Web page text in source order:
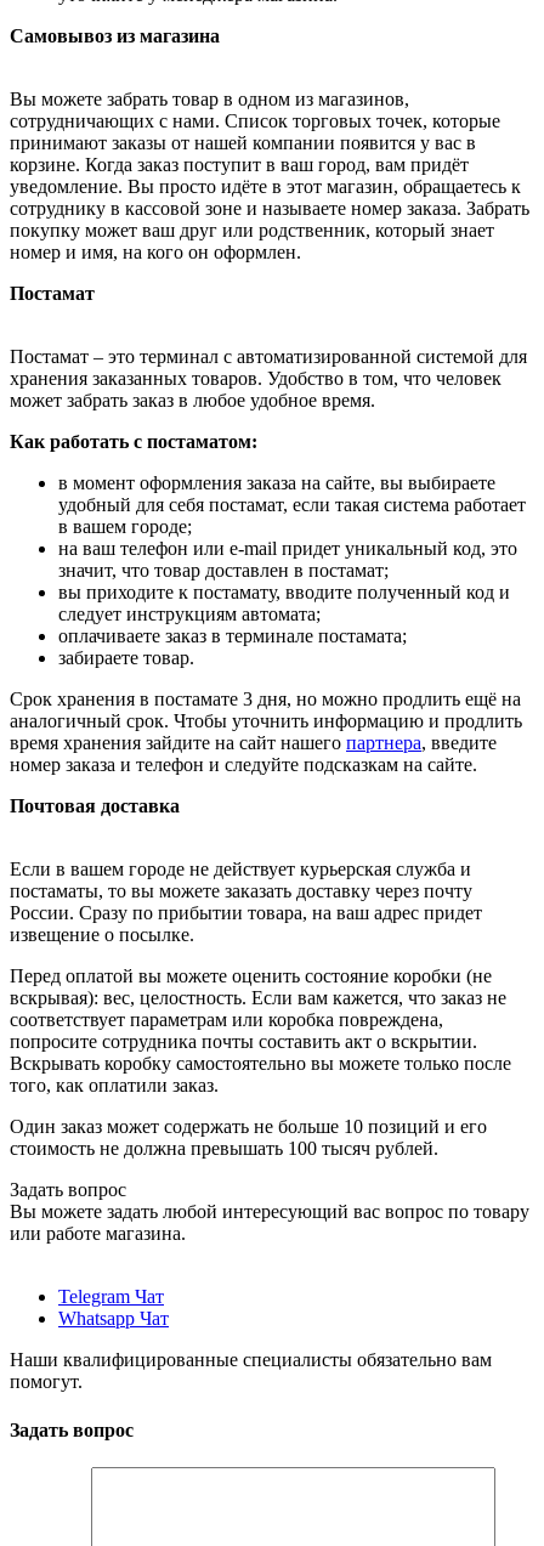
Самовывоз из магазина
Вы можете забрать товар в одном из магазинов,
сотрудничающих с нами. Список торговых точек, которые
принимают заказы от нашей компании появится у вас в
корзине. Когда заказ поступит в ваш город, вам придёт
уведомление. Вы просто идёте в этот магазин, обращаетесь к
сотруднику в кассовой зоне и называете номер заказа. Забрать
покупку может ваш друг или родственник, который знает
номер и имя, на кого он оформлен.
Постамат
Постамат – это терминал с автоматизированной системой для
хранения заказанных товаров. Удобство в том, что человек
может забрать заказ в любое удобное время.
Как работать с постаматом:
в момент оформления заказа на сайте, вы выбираете
удобный для себя постамат, если такая система работает
в вашем городе;
на ваш телефон или e-mail придет уникальный код, это
значит, что товар доставлен в постамат;
вы приходите к постамату, вводите полученный код и
следует инструкциям автомата;
оплачиваете заказ в терминале постамата;
забираете товар.
Срок хранения в постамате 3 дня, но можно продлить ещё на
аналогичный срок. Чтобы уточнить информацию и продлить
время хранения зайдите на сайт нашего партнера, введите
номер заказа и телефон и следуйте подсказкам на сайте.
Почтовая доставка
Если в вашем городе не действует курьерская служба и
постаматы, то вы можете заказать доставку через почту
России. Сразу по прибытии товара, на ваш адрес придет
извещение о посылке.
Перед оплатой вы можете оценить состояние коробки (не
вскрывая): вес, целостность. Если вам кажется, что заказ не
соответствует параметрам или коробка повреждена,
попросите сотрудника почты составить акт о вскрытии.
Вскрывать коробку самостоятельно вы можете только после
того, как оплатили заказ.
Один заказ может содержать не больше 10 позиций и его
стоимость не должна превышать 100 тысяч рублей.
Задать вопрос
Вы можете задать любой интересующий вас вопрос по товару
или работе магазина.
Telegram Чат
Whatsapp Чат
Наши квалифицированные специалисты обязательно вам
помогут.
Задать вопрос